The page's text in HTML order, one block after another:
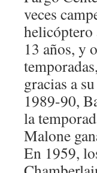
veces
helicóptero
13 años, y
gracias a
1989-90,
la
Malone
En 1959,